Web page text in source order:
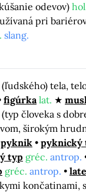
odevov)
pri
slang.
tela,
figúrka lat.
(typ človeka s
širokým
pyknik pyknický
typ gréc. antrop.
gréc. antrop.
končatinami,